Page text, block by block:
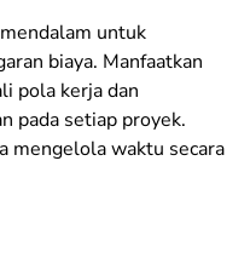
untuk
biaya. Manfaatkan
pola kerja dan
pada setiap proyek.
mengelola waktu secara